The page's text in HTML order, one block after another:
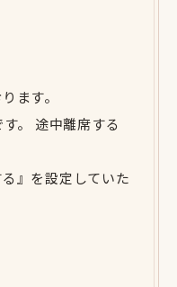
ます。
。 途中離席する
』を設定していた